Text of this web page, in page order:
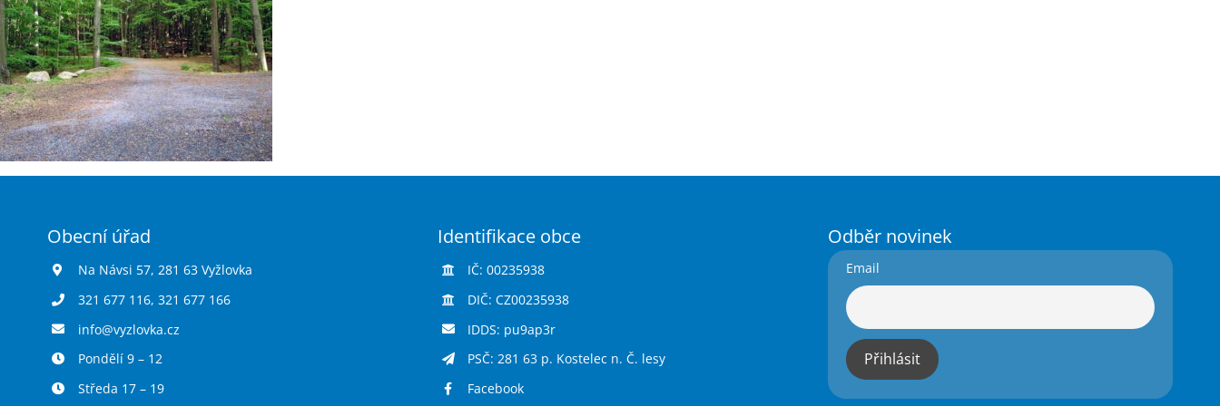
Obecní úřad
Na Návsi 57, 281 63 Vyžlovka
321 677 116, 321 677 166
info@vyzlovka.cz
Pondělí 9 – 12
Středa 17 – 19
Identifikace obce
IČ: 00235938
DIČ: CZ00235938
IDDS: pu9ap3r
PSČ: 281 63 p. Kostelec n. Č. lesy
Facebook
Odběr novinek
Email